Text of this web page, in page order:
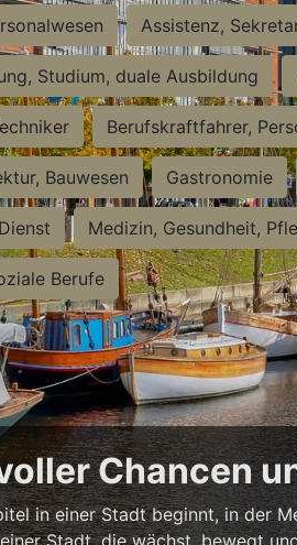
Assistenz,
Studium, duale Ausbildung
Berufskraftfahrer,
Bauwesen Gastronomie
Medizin, Gesundheit,
Berufe
Chancen
in einer Stadt beginnt, in der